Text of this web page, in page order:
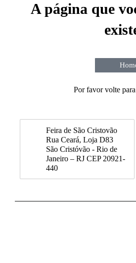
A página que
Por favor volte
Feira de São Cristovão
Rua Ceará, Loja D83
São Cristóvão - Rio de
Janeiro – RJ CEP 20921-
440